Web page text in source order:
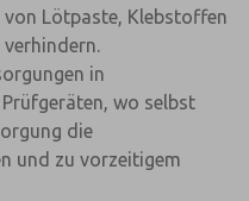
Lötpaste, Klebstoffen
in
wo selbst
die
und zu vorzeitigem